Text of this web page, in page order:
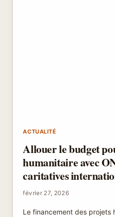
ACTUALITÉ
Allouer le budget
humanitaire avec
caritatives
février 27, 2026
Le financement des